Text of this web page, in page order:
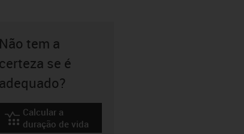
Não tem a
certeza se é
adequado?
igus-icon-lebensdauerrechner
Calcular a
duração de vida